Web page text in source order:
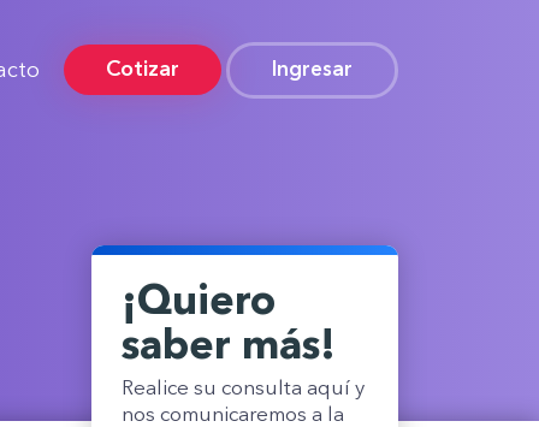
Cotizar Ingresar
¡Quiero
saber más!
Realice su consulta aquí y
nos comunicaremos a la